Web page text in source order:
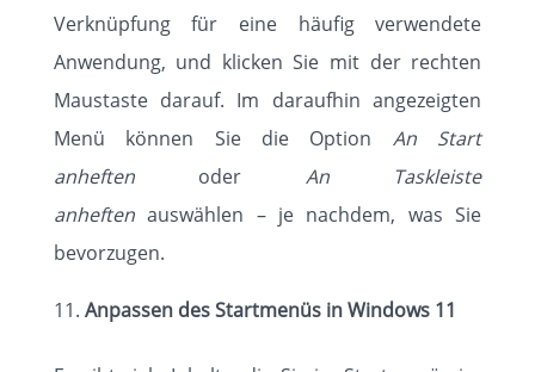
Verknüpfung für eine häufig verwendete
Anwendung, und klicken Sie mit der rechten
Maustaste darauf. Im daraufhin angezeigten
Menü können Sie die Option
An Start
anheften
oder
An Taskleiste
anheften auswählen – je nachdem, was Sie
bevorzugen.
Anpassen des Startmenüs in Windows 11